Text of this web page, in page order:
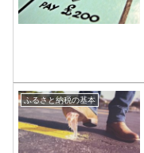
ふるさと納税の基本